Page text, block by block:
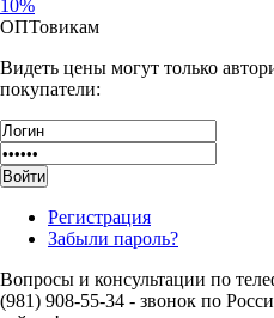
10%
ОПТовикам
Видеть цены могут только
покупатели:
Регистрация
Забыли пароль?
Вопросы и консультации по
(981) 908-55-34 - звонок по